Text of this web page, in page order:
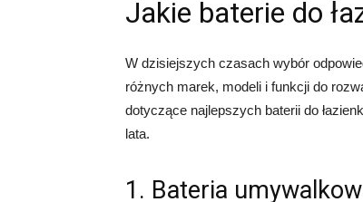
Jakie baterie do
W dzisiejszych czasach wybór
różnych marek, modeli i funkcji do
dotyczące najlepszych baterii do
lata.
1. Bateria